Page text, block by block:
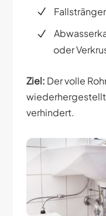
oder
Ziel: Der volle
verhindert.